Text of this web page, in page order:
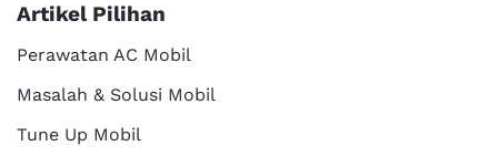
Artikel Pilihan
Perawatan AC Mobil
Masalah & Solusi Mobil
Tune Up Mobil